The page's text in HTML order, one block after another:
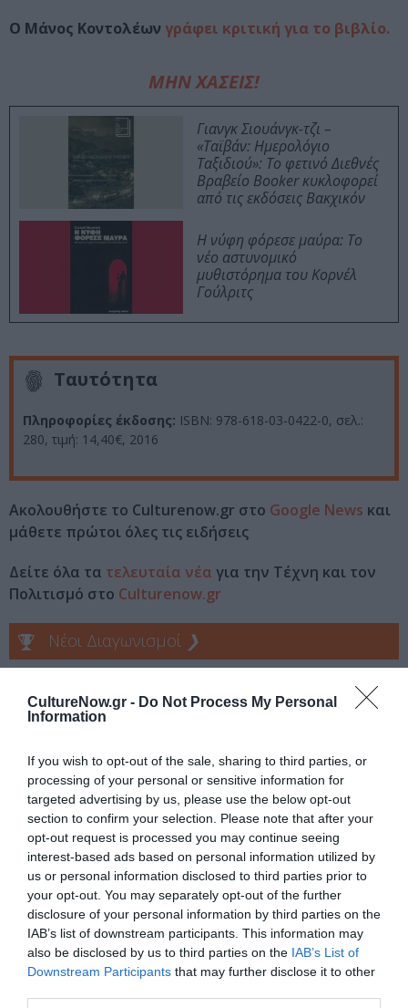
CultureNow.gr - Do Not Process My Personal
Information
If you wish to opt-out of the sale, sharing to third parties, or
processing of your personal or sensitive information for
targeted advertising by us, please use the below opt-out
section to confirm your selection. Please note that after your
opt-out request is processed you may continue seeing
interest-based ads based on personal information utilized by
us or personal information disclosed to third parties prior to
your opt-out. You may separately opt-out of the further
disclosure of your personal information by third parties on the
IAB’s list of downstream participants. This information may
also be disclosed by us to third parties on the IAB’s List of
Downstream Participants that may further disclose it to other
Ο Μάνος Κοντολέων γράφει κριτική για το βιβλίο.
ΜΗΝ ΧΑΣΕΙΣ!
Γιανγκ Σιουάνγκ-τζι –
«Ταϊβάν: Ημερολόγιο
Ταξιδιού»: Το φετινό Διεθνές
Βραβείο Booker κυκλοφορεί
από τις εκδόσεις Βακχικόν
Η νύφη φόρεσε μαύρα: Το
νέο αστυνομικό
μυθιστόρημα του Κορνέλ
Γούλριτς
Ταυτότητα
Πληροφορίες έκδοσης: ISBN: 978-618-03-0422-0, σελ.:
280, τιμή: 14,40€, 2016
Ακολουθήστε το Culturenow.gr στο Google News και
μάθετε πρώτοι όλες τις ειδήσεις
Δείτε όλα τα τελευταία νέα για την Τέχνη και τον
Πολιτισμό στο Culturenow.gr
Νέοι Διαγωνισμοί ❯
ΕΚΔΟΣΕΙΣ ΜΕΤΑΙΧΜΙΟ
Newsletter
Κάθε βδομάδα στο e-mail σας τα τελευταία νέα για
την Τέχνη και τον Πολιτισμό!
Ακολουθήστε το Culturenow.gr